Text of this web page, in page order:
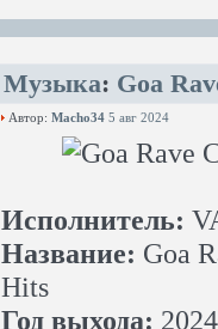
Музыка: Goa
Автор: Macho34 5 авг 2024
Исполнитель:
Название: Goa
Hits
Год выхода: 2024